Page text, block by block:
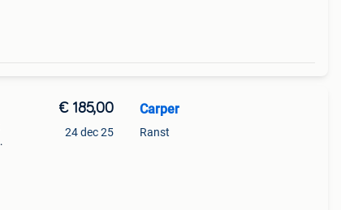
€ 185,00
24 dec 25
Carper
Ranst